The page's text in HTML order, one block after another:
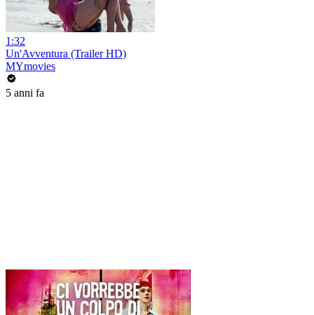
1:32
Un'Avventura (Trailer HD)
MYmovies
5 anni fa